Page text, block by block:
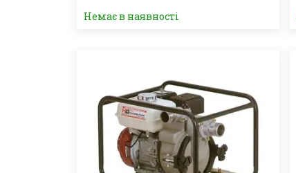
Немає в наявності